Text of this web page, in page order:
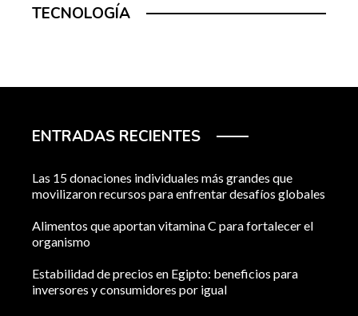
TECNOLOGÍA
ENTRADAS RECIENTES
Las 15 donaciones individuales más grandes que
movilizaron recursos para enfrentar desafíos globales
Alimentos que aportan vitamina C para fortalecer el
organismo
Estabilidad de precios en Egipto: beneficios para
inversores y consumidores por igual